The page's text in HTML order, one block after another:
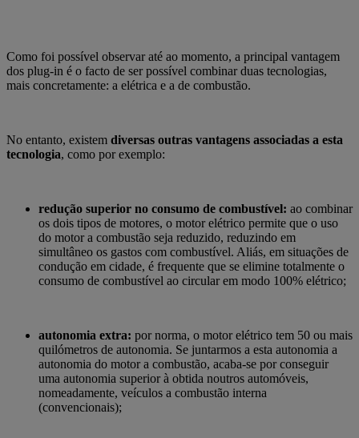
Como foi possível observar até ao momento, a principal vantagem
dos plug-in é o facto de ser possível combinar duas tecnologias,
mais concretamente: a elétrica e a de combustão.
No entanto, existem diversas outras vantagens associadas a esta
tecnologia, como por exemplo:
redução superior no consumo de combustível: ao combinar
os dois tipos de motores, o motor elétrico permite que o uso
do motor a combustão seja reduzido, reduzindo em
simultâneo os gastos com combustível. Aliás, em situações de
condução em cidade, é frequente que se elimine totalmente o
consumo de combustível ao circular em modo 100% elétrico;
autonomia extra: por norma, o motor elétrico tem 50 ou mais
quilómetros de autonomia. Se juntarmos a esta autonomia a
autonomia do motor a combustão, acaba-se por conseguir
uma autonomia superior à obtida noutros automóveis,
nomeadamente, veículos a combustão interna
(convencionais);